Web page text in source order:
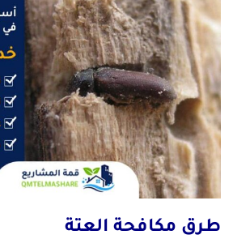
طرق مكافحة العتة